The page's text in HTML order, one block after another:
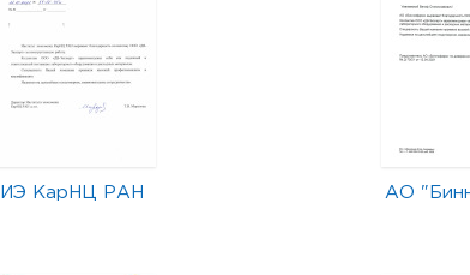
ИЭ КарНЦ РАН АО